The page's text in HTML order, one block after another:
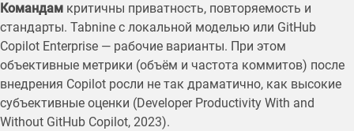
Командам критичны приватность, повторяемость и
стандарты. Tabnine с локальной моделью или GitHub
Copilot Enterprise — рабочие варианты. При этом
объективные метрики (объём и частота коммитов) после
внедрения Copilot росли не так драматично, как высокие
субъективные оценки (Developer Productivity With and
Without GitHub Copilot, 2023).